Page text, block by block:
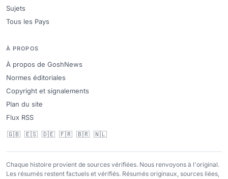
Sujets
Tous les Pays
À PROPOS
À propos de GoshNews
Normes éditoriales
Copyright et signalements
Plan du site
Flux RSS
🇬🇧 🇪🇸 🇩🇪 🇫🇷 🇧🇷 🇳🇱
Chaque histoire provient de sources vérifiées. Nous renvoyons à l'original.
Les résumés restent factuels et vérifiés. Résumés originaux, sources liées,